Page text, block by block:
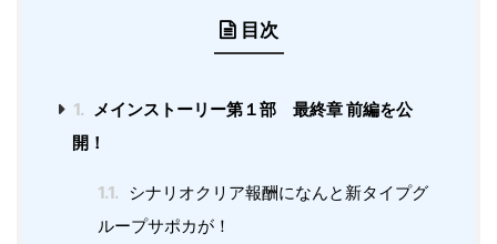
目次
1. メインストーリー第１部 最終章 前編を公
開！
1.1. シナリオクリア報酬になんと新タイプグ
ループサポカが！